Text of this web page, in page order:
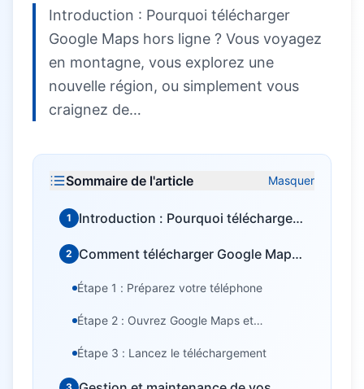
Introduction : Pourquoi télécharger
Google Maps hors ligne ? Vous voyagez
en montagne, vous explorez une
nouvelle région, ou simplement vous
craignez de…
Sommaire de l'article Masquer
1
Introduction : Pourquoi télécharger
2
Comment télécharger Google Maps
Étape 1 : Préparez votre téléphone
Étape 2 : Ouvrez Google Maps et
Étape 3 : Lancez le téléchargement